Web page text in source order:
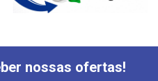
nossas ofertas!